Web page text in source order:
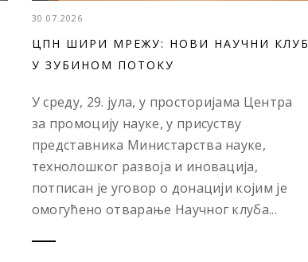
30.07.2026
ЦПН ШИРИ МРЕЖУ: НОВИ НАУЧНИ КЛУБ
У ЗУБИНОМ ПОТОКУ
У среду, 29. јула, у просторијама Центра
за промоцију науке, у присуству
представника Министарства науке,
технолошког развоја и иновација,
потписан је уговор о донацији којим је
омогућено отварање Научног клуба...